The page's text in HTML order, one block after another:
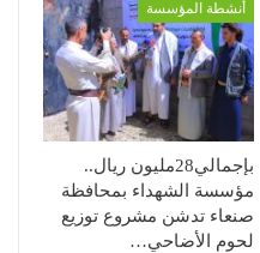
أنشطة المؤسسة
بإجمالي28مليون ريال..
مؤسسة الشهداء بمحافظة
صنعاء تدشن مشروع توزيع
لحوم الأضاحي…